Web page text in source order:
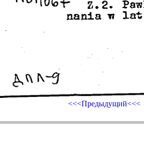
<<<Предыдущий<<<